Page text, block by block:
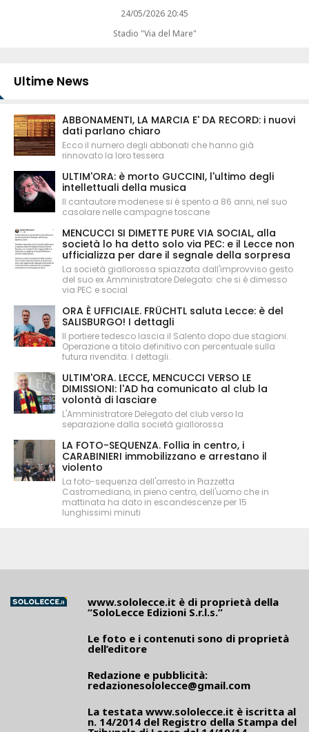
24/05/2026 20:45
Stadio "Via del Mare"
Ultime News
ABBONAMENTI, LA MARCIA E' DA RECORD: i nuovi
dati parlano chiaro
Ecco il numero degli abbonati che hanno già
rinnovato la loro tessera
ULTIM'ORA: è morto GUCCINI, l'ultimo degli
intellettuali della musica
Il cantautore modenese si è spento a 86 anni, nel suo
casolare nelle campagne toscane
MENCUCCI SI DIMETTE PURE VIA SOCIAL, alla
società lo ha detto solo via PEC: e il Lecce non
ufficializza per dare il segnale della sorpresa
La società giallorossa spiazzata dall'improvviso gesto
del suo ex Amministratore Delegato: che si è dimesso
via PEC e social
ORA È UFFICIALE. FRÜCHTL saluta Lecce: è del
SALISBURGO! I dettagli
Il portiere tedesco lascia il Salento dopo due stagioni.
Operazione a titolo definitivo con percentuale sulla
futura rivendita. I dettagli.
ULTIM'ORA. LECCE, MENCUCCI VERSO LE
DIMISSIONI: l'AD ha comunicato al club la
volontà di lasciare
L'Amministratore Delegato del club verso la
separazione dalla società giallorossa
LA FOTO-SEQUENZA. Follia in centro, i
CARABINIERI immobilizzano e arrestano il
violento
La foto-sequenza dell'arresto in Piazzetta
Castromediano, in pieno centro, dell'uomo che in
mattinata ha dato in escandescenze per 15
lunghissimi minuti
www.sololecce.it è di proprietà della
“SoloLecce Edizioni S.r.l.s.”
Le foto e i contenuti sono di proprietà
dell’editore
Redazione e pubblicità:
redazionesololecce@gmail.com
La testata www.sololecce.it è iscritta al
n. 14/2014 del Registro della Stampa del